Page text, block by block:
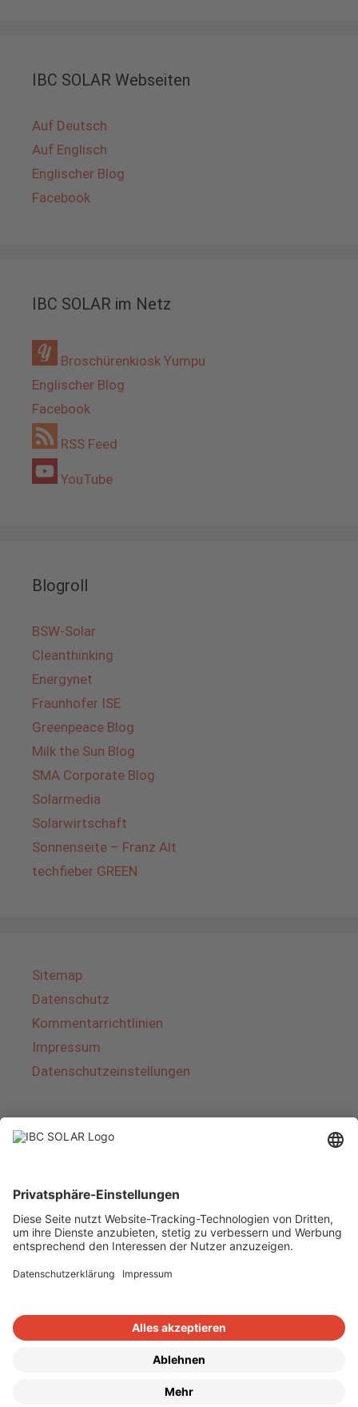
IBC SOLAR Webseiten
Auf Deutsch
Auf Englisch
Englischer Blog
Facebook
IBC SOLAR im Netz
Broschürenkiosk Yumpu
Englischer Blog
Facebook
RSS Feed
YouTube
Blogroll
BSW-Solar
Cleanthinking
Energynet
Fraunhofer ISE
Greenpeace Blog
Milk the Sun Blog
SMA Corporate Blog
Solarmedia
Solarwirtschaft
Sonnenseite – Franz Alt
techfieber GREEN
Sitemap
Datenschutz
Kommentarrichtlinien
Impressum
Datenschutzeinstellungen
Über IBC SOLAR
von Energielösungen und Dienstleistungen im
Bereich Photovoltaik und Speicher. Das
Unternehmen bietet Komplettsysteme an und
deckt das gesamte Spektrum von der Planung
bis zur schlüsselfertigen Übergabe von
Energielösungen für Eigenheime, Gewerbe und
Industrie sowie Solarparks.